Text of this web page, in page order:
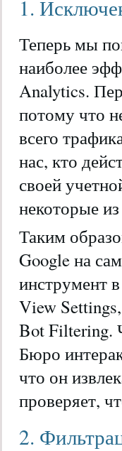
1.
Теперь мы
наиболее
Analytics.
потому что
всего
нас, кто
своей
некоторые
Таким
Google на
инструмент
View
Bot Filtering.
Бюро
что он
проверяет,
2.